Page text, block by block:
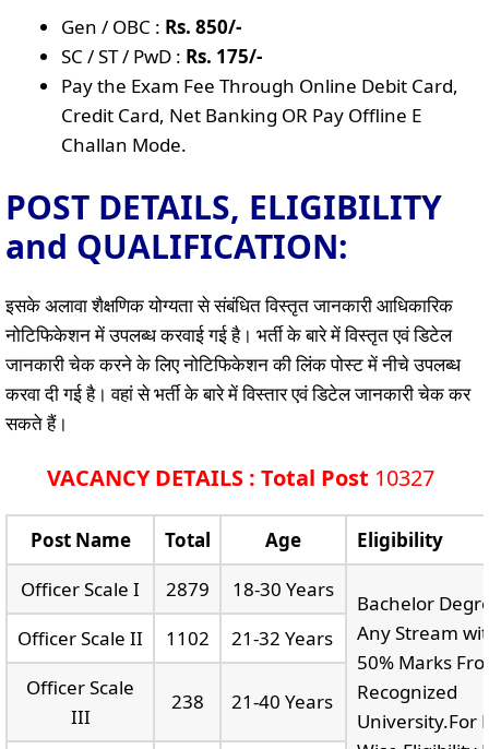
Gen / OBC : Rs. 850/-
SC / ST / PwD : Rs. 175/-
Pay the Exam Fee Through Online Debit Card,
Credit Card, Net Banking OR Pay Offline E
Challan Mode.
POST DETAILS, ELIGIBILITY
and QUALIFICATION:
इसके अलावा शैक्षणिक योग्यता से संबंधित विस्तृत जानकारी आधिकारिक
नोटिफिकेशन में उपलब्ध करवाई गई है। भर्ती के बारे में विस्तृत एवं डिटेल
जानकारी चेक करने के लिए नोटिफिकेशन की लिंक पोस्ट में नीचे उपलब्ध
करवा दी गई है। वहां से भर्ती के बारे में विस्तार एवं डिटेल जानकारी चेक कर
सकते हैं।
VACANCY DETAILS : Total Post 10327
Post Name Total Age
Eligibility
Officer Scale I
2879 18-30 Years
Bachelor
Any Stream
50% Marks
Recognized
University.For
Officer Scale II 1102
21-32 Years
Officer Scale
III
238 21-40 Years